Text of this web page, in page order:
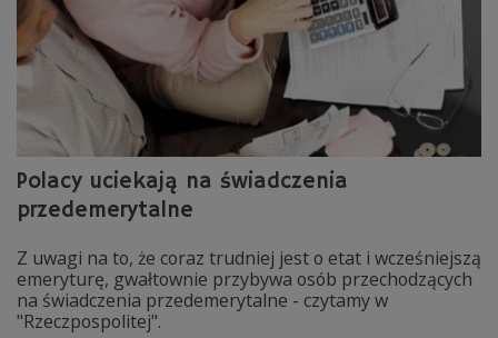
Polacy uciekają na świadczenia
przedemerytalne
Z uwagi na to, że coraz trudniej jest o etat i wcześniejszą
emeryturę, gwałtownie przybywa osób przechodzących
na świadczenia przedemerytalne - czytamy w
"Rzeczpospolitej".